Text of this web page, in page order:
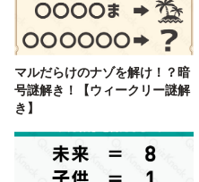
マルだらけのナゾを解け！？暗
号謎解き！【ウィークリー謎解
き】